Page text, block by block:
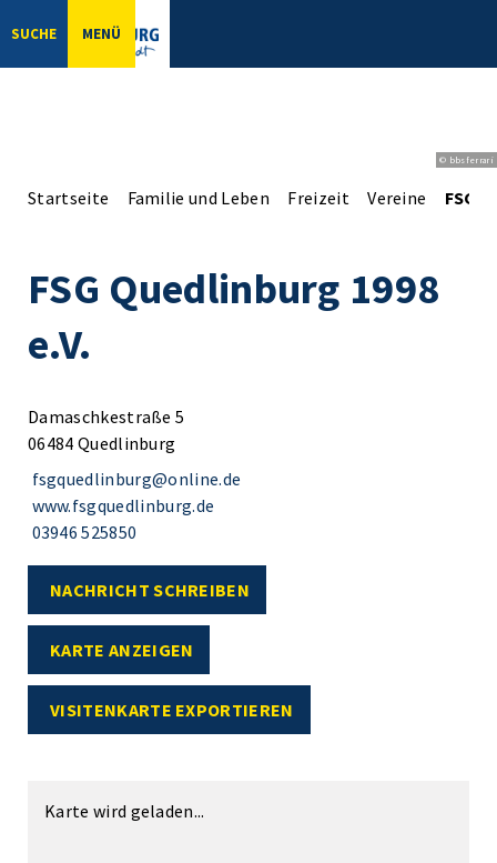
SUCHE MENÜ
© bbsferrari
Startseite Familie und Leben Freizeit Vereine FSG
FSG Quedlinburg 1998
e.V.
Damaschkestraße 5
06484 Quedlinburg
fsgquedlinburg@online.de
www.fsgquedlinburg.de
03946 525850
NACHRICHT SCHREIBEN
KARTE ANZEIGEN
VISITENKARTE EXPORTIEREN
Karte wird geladen...